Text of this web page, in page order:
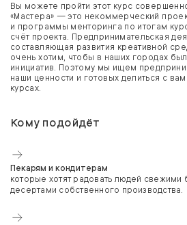
Вы можете пройти этот курс
«Мастера» — это некоммерческий
и программы менторинга по итогам
счёт проекта. Предпринимательская
составляющая развития креативной
очень хотим, чтобы в наших городах
инициатив. Поэтому мы ищем
наши ценности и готовых делиться с
курсах.
Кому подойдёт
Пекарям и кондитерам
которые хотят радовать людей свежими
десертами собственного производства.